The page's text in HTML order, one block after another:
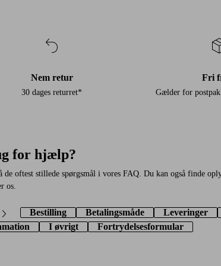
Nem retur
30 dages returret*
Fri
Gælder for
for hjælp?
de oftest stillede spørgsmål i vores FAQ. Du kan også finde
os.
Bestilling Betalingsmåde Leveringer
I øvrigt Fortrydelsesformular